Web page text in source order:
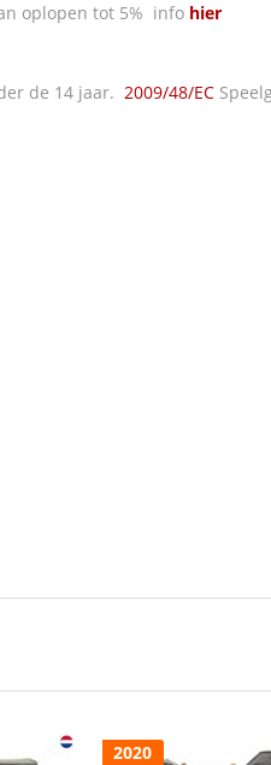
oplopen tot 5% info hier
de 14 jaar. 2009/48/EC
2020